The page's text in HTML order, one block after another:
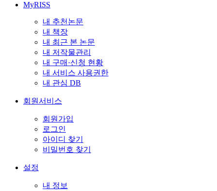
MyRISS
내 추천논문
내 책장
내 최근 본 논문
내 저작물관리
내 구매·신청 현황
내 서비스 사용권한
내 관심 DB
회원서비스
회원가입
로그인
아이디 찾기
비밀번호 찾기
설정
내 정보